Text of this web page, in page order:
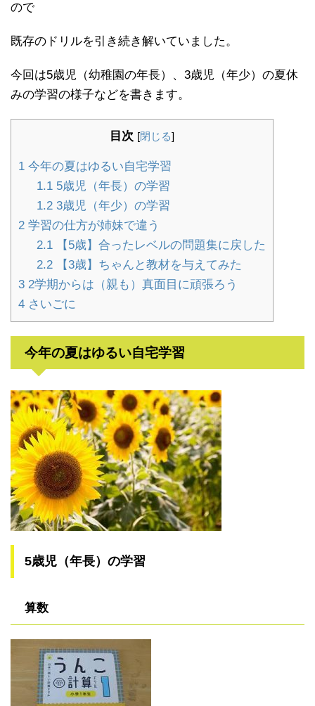
ので
既存のドリルを引き続き解いていました。
今回は5歳児（幼稚園の年長）、3歳児（年少）の夏休
みの学習の様子などを書きます。
目次 [閉じる]
1 今年の夏はゆるい自宅学習
1.15歳児（年長）の学習
1.23歳児（年少）の学習
2 学習の仕方が姉妹で違う
2.1【5歳】合ったレベルの問題集に戻した
2.2【3歳】ちゃんと教材を与えてみた
3 2学期からは（親も）真面目に頑張ろう
4 さいごに
今年の夏はゆるい自宅学習
5歳児（年長）の学習
算数